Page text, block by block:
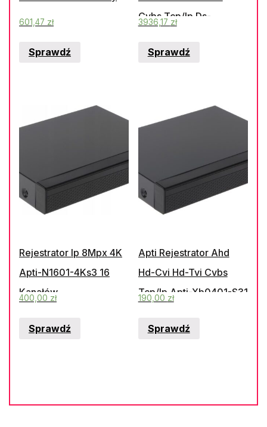
601,47 zł
Sprawdź
Cvbs Tcp/Ip Ds-
Esata
3936,17 zł
Sprawdź
Rejestrator Ip 8Mpx 4K
Apti-N1601-4Ks3 16
Kanałów
400,00 zł
Sprawdź
Apti Rejestrator Ahd
Hd-Cvi Hd-Tvi Cvbs
Tcp/Ip Apti-Xb0401-S31
190,00 zł
Sprawdź